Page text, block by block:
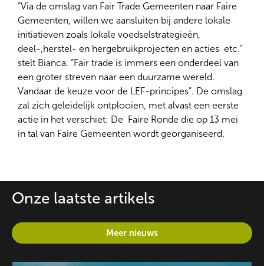
“Via de omslag van Fair Trade Gemeenten naar Faire
Gemeenten, willen we aansluiten bij andere lokale
initiatieven zoals lokale voedselstrategieën,
deel-,herstel- en hergebruikprojecten en acties ​ etc.”
stelt Bianca. “Fair trade is immers een onderdeel van
een groter streven naar een duurzame wereld.
Vandaar de keuze voor de LEF-principes”. De omslag
zal zich geleidelijk ontplooien, met alvast een eerste
actie in het verschiet: De ​ Faire Ronde die op 13 mei
in tal van Faire Gemeenten wordt georganiseerd.
Onze laatste artikels
Meer nieuws